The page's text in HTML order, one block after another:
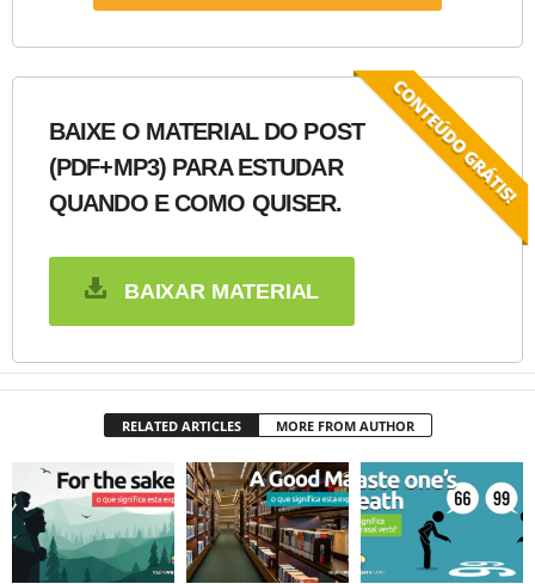
BAIXE O MATERIAL DO POST
(PDF+MP3) PARA ESTUDAR
QUANDO E COMO QUISER.
BAIXAR MATERIAL
RELATED ARTICLES MORE FROM AUTHOR